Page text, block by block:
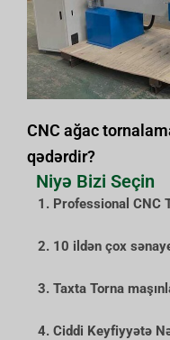
CNC ağac
qədərdir?
Niyə Bizi Seçin
1. Professional CNC
2. 10 ildən çox
3. Taxta Torna
4. Ciddi Keyfiyyətə